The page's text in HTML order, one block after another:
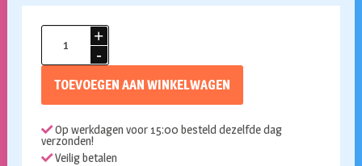
pistool
TOEVOEGEN AAN WINKELWAGEN
Op werkdagen voor 15:00 besteld dezelfde dag
verzonden!
Veilig betalen